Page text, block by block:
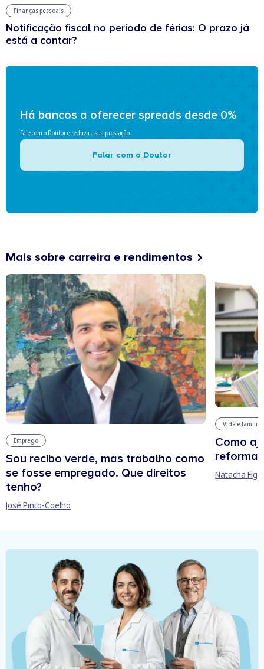
Finanças pessoais
Notificação fiscal no período de férias: O prazo já
está a contar?
Há bancos a oferecer spreads desde 0%
Fale com o Doutor e reduza a sua prestação
Falar com o Doutor
Mais sobre carreira e rendimentos
Emprego
Sou recibo verde, mas trabalho como
se fosse empregado. Que direitos
tenho?
José Pinto-Coelho
Vida e família
Como
reforma
Natacha